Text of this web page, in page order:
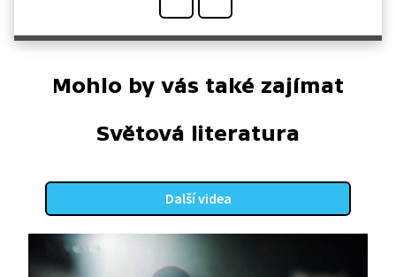
Mohlo by vás také zajímat
Světová literatura
Další videa